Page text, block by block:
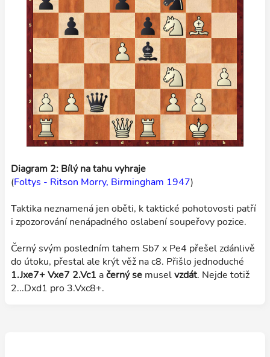
Diagram 2: Bílý na tahu vyhraje
(Foltys - Ritson Morry, Birmingham 1947)
Taktika neznamená jen oběti, k taktické pohotovosti patří
i zpozorování nenápadného oslabení soupeřovy pozice.
Černý svým posledním tahem Sb7 x Pe4 přešel zdánlivě
do útoku, přestal ale krýt věž na c8. Přišlo jednoduché
1.Jxe7+ Vxe7 2.Vc1 ačerný se muselvzdát. Nejde totiž
2...Dxd1 pro 3.Vxc8+.